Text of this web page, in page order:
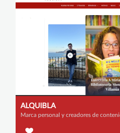
ALQUIBLA
Marca personal y creadores de